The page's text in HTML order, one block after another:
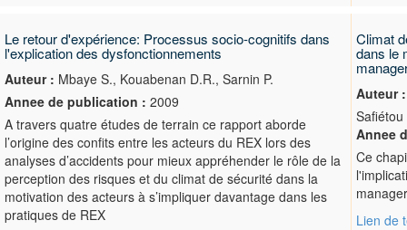
Le retour d'expérience: Processus socio-cognitifs dans
l'explication des dysfonctionnements
Auteur : Mbaye S., Kouabenan D.R., Sarnin P.
Annee de publication : 2009
A travers quatre études de terrain ce rapport aborde
l’origine des confits entre les acteurs du REX lors des
analyses d’accidents pour mieux appréhender le rôle de la
perception des risques et du climat de sécurité dans la
motivation des acteurs à s’impliquer davantage dans les
pratiques de REX
Climat
dans le
Auteur :
Annee
Ce
Lien de